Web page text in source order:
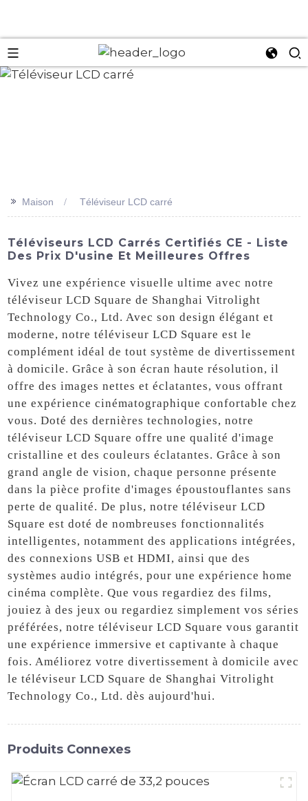
>> Maison Téléviseur LCD carré
Téléviseurs LCD Carrés Certifiés CE - Liste
Des Prix D'usine Et Meilleures Offres
Vivez une expérience visuelle ultime avec notre
téléviseur LCD Square de Shanghai Vitrolight
Technology Co., Ltd. Avec son design élégant et
moderne, notre téléviseur LCD Square est le
complément idéal de tout système de divertissement
à domicile. Grâce à son écran haute résolution, il
offre des images nettes et éclatantes, vous offrant
une expérience cinématographique confortable chez
vous. Doté des dernières technologies, notre
téléviseur LCD Square offre une qualité d'image
cristalline et des couleurs éclatantes. Grâce à son
grand angle de vision, chaque personne présente
dans la pièce profite d'images époustouflantes sans
perte de qualité. De plus, notre téléviseur LCD
Square est doté de nombreuses fonctionnalités
intelligentes, notamment des applications intégrées,
des connexions USB et HDMI, ainsi que des
systèmes audio intégrés, pour une expérience home
cinéma complète. Que vous regardiez des films,
jouiez à des jeux ou regardiez simplement vos séries
préférées, notre téléviseur LCD Square vous garantit
une expérience immersive et captivante à chaque
fois. Améliorez votre divertissement à domicile avec
le téléviseur LCD Square de Shanghai Vitrolight
Technology Co., Ltd. dès aujourd'hui.
Produits Connexes